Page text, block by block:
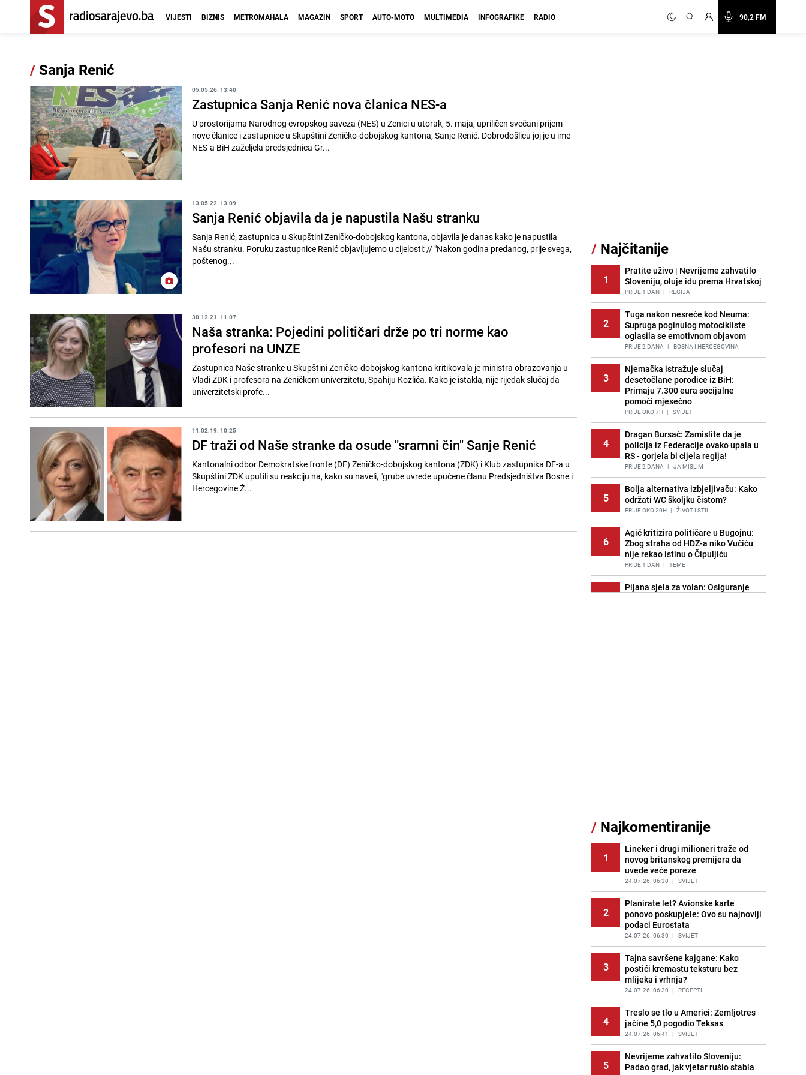
90,2 FM
VIJESTI BIZNIS METROMAHALA MAGAZIN SPORT AUTO-MOTO MULTIMEDIA INFOGRAFIKE RADIO
/ Sanja Renić
05.05.26. 13:40
Zastupnica Sanja Renić nova članica NES-a
U prostorijama Narodnog evropskog saveza (NES) u Zenici u utorak, 5. maja, upriličen svečani prijem
nove članice i zastupnice u Skupštini Zeničko-dobojskog kantona, Sanje Renić. Dobrodošlicu joj je u ime
NES-a BiH zaželjela predsjednica Gr...
13.05.22. 13:09
Sanja Renić objavila da je napustila Našu stranku
Sanja Renić, zastupnica u Skupštini Zeničko-dobojskog kantona, objavila je danas kako je napustila
Našu stranku. Poruku zastupnice Renić objavljujemo u cijelosti: // "Nakon godina predanog, prije svega,
poštenog...
30.12.21. 11:07
Naša stranka: Pojedini političari drže po tri norme kao
profesori na UNZE
Zastupnica Naše stranke u Skupštini Zeničko-dobojskog kantona kritikovala je ministra obrazovanja u
Vladi ZDK i profesora na Zeničkom univerzitetu, Spahiju Kozlića. Kako je istakla, nije rijedak slučaj da
univerzitetski profe...
11.02.19. 10:25
DF traži od Naše stranke da osude "sramni čin" Sanje Renić
Kantonalni odbor Demokratske fronte (DF) Zeničko-dobojskog kantona (ZDK) i Klub zastupnika DF-a u
Skupštini ZDK uputili su reakciju na, kako su naveli, "grube uvrede upućene članu Predsjedništva Bosne i
Hercegovine Ž...
/ Najčitanije
1
Pratite uživo | Nevrijeme zahvatilo
Sloveniju, oluje idu prema Hrvatskoj
PRIJE 1 DAN | REGIJA
2
Tuga nakon nesreće kod Neuma:
Supruga poginulog motocikliste
oglasila se emotivnom objavom
PRIJE 2 DANA | BOSNA I HERCEGOVINA
3
Njemačka istražuje slučaj
desetočlane porodice iz BiH:
Primaju 7.300 eura socijalne
pomoći mjesečno
PRIJE OKO 7H | SVIJET
4
Dragan Bursać: Zamislite da je
policija iz Federacije ovako upala u
RS - gorjela bi cijela regija!
PRIJE 2 DANA | JA MISLIM
5
Bolja alternativa izbjeljivaču: Kako
održati WC školjku čistom?
PRIJE OKO 20H | ŽIVOT I STIL
6
Agić kritizira političare u Bugojnu:
Zbog straha od HDZ-a niko Vučiću
nije rekao istinu o Čipuljiću
PRIJE 1 DAN | TEME
7
Pijana sjela za volan: Osiguranje
jednostavan desert bez imalo muke
12
Pojavili su vam se mravi u kući? Bez
brige, ovo su najbolji načini da ih se
riješite
PRIJE 2 DANA | ŽIVOT I STIL
13
Kako izgleda travnjak stadiona
Koševo nakon tri koncerta Dine
Merlina
PRIJE 2 DANA | FOTO
14
Tajna savršenog makedonskog
ajvara: Stari recept za kremast i
bogat okus
PRIJE 1 DAN | RECEPTI
15
Ogromna potrošnja vode u dijelu
BiH: Inspektori krenuli u kontrole,
slijede kazne
PRIJE 2 DANA | BOSNA I HERCEGOVINA
/ Najkomentiranije
1
Lineker i drugi milioneri traže od
novog britanskog premijera da
uvede veće poreze
24.07.26. 06:30 | SVIJET
2
Planirate let? Avionske karte
ponovo poskupjele: Ovo su najnoviji
podaci Eurostata
24.07.26. 06:30 | SVIJET
3
Tajna savršene kajgane: Kako
postići kremastu teksturu bez
mlijeka i vrhnja?
24.07.26. 06:30 | RECEPTI
4
Treslo se tlo u Americi: Zemljotres
jačine 5,0 pogodio Teksas
24.07.26. 06:41 | SVIJET
5
Nevrijeme zahvatilo Sloveniju:
Padao grad, jak vjetar rušio stabla